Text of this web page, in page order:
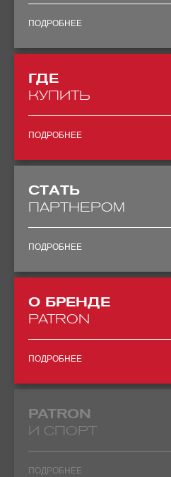
ПОДРОБНЕЕ
ГДЕ
КУПИТЬ
ПОДРОБНЕЕ
СТАТЬ
ПАРТНЕРОМ
ПОДРОБНЕЕ
О БРЕНДЕ
PATRON
ПОДРОБНЕЕ
PATRON
И СПОРТ
ПОДРОБНЕЕ